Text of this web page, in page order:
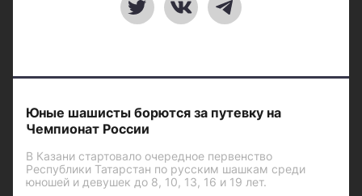
Юные шашисты борются за путевку на
Чемпионат России
В Казани стартовало очередное первенство
Республики Татарстан по русским шашкам среди
юношей и девушек до 8, 10, 13, 16 и 19 лет.